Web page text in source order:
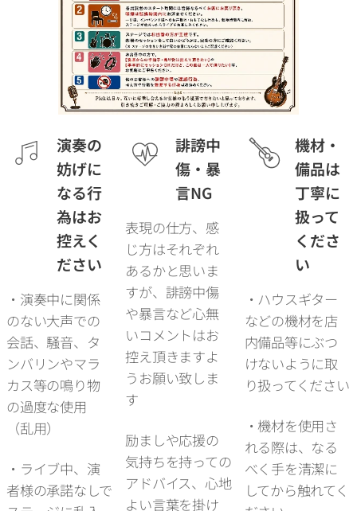
演奏の
妨げに
なる行
為はお
控えく
ださい
・演奏中に関係
のない大声での
会話、騒音、タ
ンバリンやマラ
カス等の鳴り物
の過度な使用
（乱用）
・ライブ中、演
者様の承諾なしで
誹謗中
傷・暴
言NG
表現の仕方、感
じ方はそれぞれ
あるかと思いま
すが、誹謗中傷
や暴言など心無
いコメントはお
控え頂きますよ
うお願い致しま
す
励ましや応援の
気持ちを持っての
アドバイス、心地
よい言葉を掛け
機材・
備品は
丁寧に
扱って
くださ
い
・ハウスギター
などの機材を店
内備品等にぶつ
けないように取
り扱ってください
・機材を使用さ
れる際は、なる
べく手を清潔に
してから触れてく